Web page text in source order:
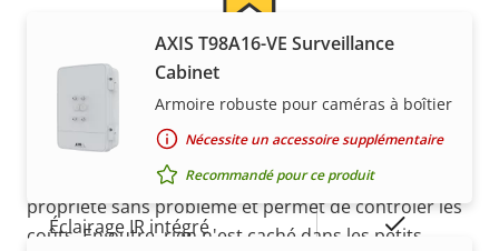
Description
de la
Valeur de
la
propriété
Focus à distance Oui
Zoom à distance
Éclairage IR intégré Oui
AXIS T98A16-VE Surveillance
Cabinet
Armoire robuste pour caméras à boîtier
Nécessite un accessoire supplémentaire
Recommandé pour ce produit
5 ans de garantie pour plus
de tranquillité d'esprit
Notre nouvelle garantie de 5 ans offre des années de
propriété sans problème et permet de contrôler les
coûts. En outre, rien n'est caché dans les petits